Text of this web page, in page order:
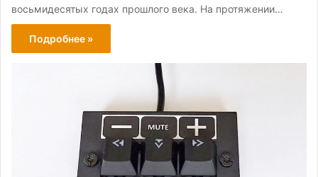
восьмидесятых годах прошлого века. На протяжении…
Подробнее »